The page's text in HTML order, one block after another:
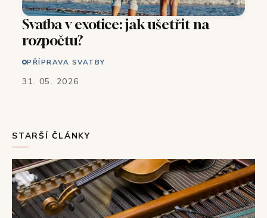
Svatba v exotice: jak ušetřit na
rozpočtu?
PŘÍPRAVA SVATBY
31. 05. 2026
STARŠÍ ČLÁNKY